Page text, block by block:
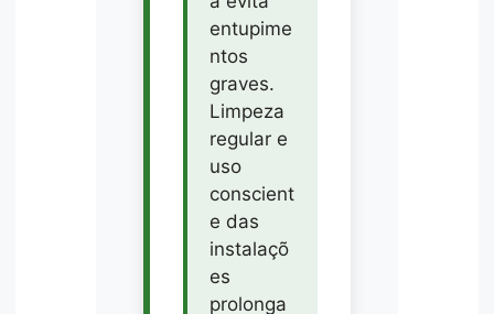
entupime
ntos
graves.
Limpeza
regular e
uso
conscient
e das
instalaçõ
es
prolonga